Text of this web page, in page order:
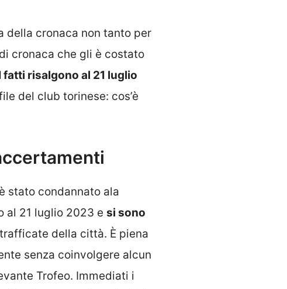
della cronaca non tanto per
cronaca che gli è costato
fatti risalgono al 21 luglio
del club torinese: cos’è
stato condannato ala
al 21 luglio 2023 e si sono
della città. È piena
senza coinvolgere alcun
Trofeo. Immediati i